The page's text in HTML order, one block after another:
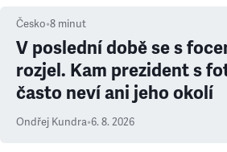
Česko•8 minut
V poslední době se s
rozjel. Kam prezident s
často neví ani jeho okolí
Ondřej Kundra•6. 8. 2026